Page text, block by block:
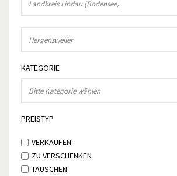
KATEGORIE
PREISTYP
VERKAUFEN
ZU VERSCHENKEN
TAUSCHEN